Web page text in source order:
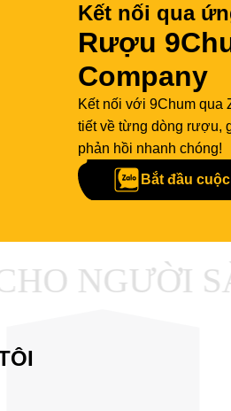
Kết nối qua
Rượu
Company
Kết nối với 9Chum qua
tiết về từng dòng rượu,
phản hồi nhanh chóng!
Bắt đầu
NGƯỜI